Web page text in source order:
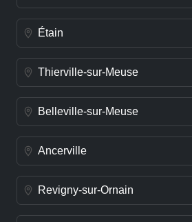
Étain
Thierville-sur-Meuse
Belleville-sur-Meuse
Ancerville
Revigny-sur-Ornain